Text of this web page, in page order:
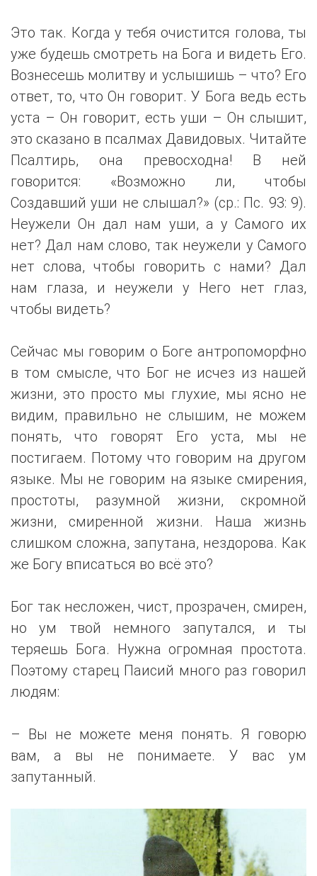
Это так. Когда у тебя очистится голова, ты
уже будешь смотреть на Бога и видеть Его.
Вознесешь молитву и услышишь – что? Его
ответ, то, что Он говорит. У Бога ведь есть
уста – Он говорит, есть уши – Он слышит,
это сказано в псалмах Давидовых. Читайте
Псалтирь, она превосходна! В ней
говорится: «Возможно ли, чтобы
Создавший уши не слышал?» (ср.: Пс. 93: 9).
Неужели Он дал нам уши, а у Самого их
нет? Дал нам слово, так неужели у Самого
нет слова, чтобы говорить с нами? Дал
нам глаза, и неужели у Него нет глаз,
чтобы видеть?
Сейчас мы говорим о Боге антропоморфно
в том смысле, что Бог не исчез из нашей
жизни, это просто мы глухие, мы ясно не
видим, правильно не слышим, не можем
понять, что говорят Его уста, мы не
постигаем. Потому что говорим на другом
языке. Мы не говорим на языке смирения,
простоты, разумной жизни, скромной
жизни, смиренной жизни. Наша жизнь
слишком сложна, запутана, нездорова. Как
же Богу вписаться во всё это?
Бог так несложен, чист, прозрачен, смирен,
но ум твой немного запутался, и ты
теряешь Бога. Нужна огромная простота.
Поэтому старец Паисий много раз говорил
людям:
– Вы не можете меня понять. Я говорю
вам, а вы не понимаете. У вас ум
запутанный.